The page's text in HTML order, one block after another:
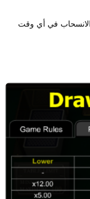
الانسحاب في أي وقت